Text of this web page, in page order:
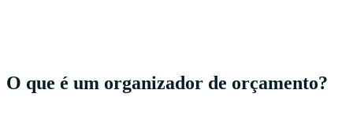
O que é um organizador de orçamento?